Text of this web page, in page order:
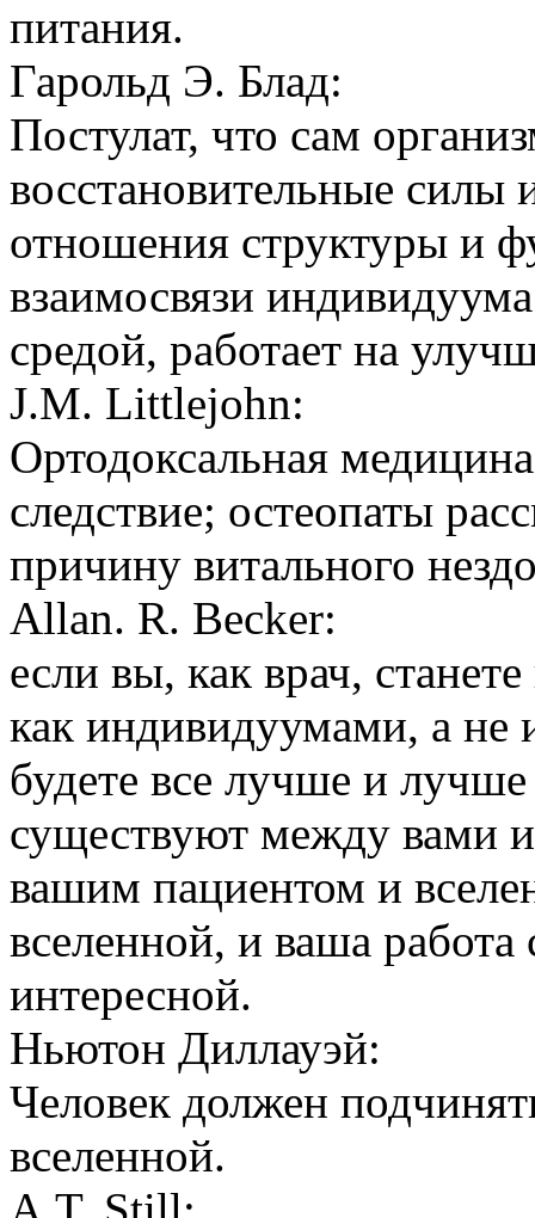
питания.
Гарольд Э. Блад:
Постулат, что сам
восстановительные
отношения структуры и
взаимосвязи
средой, работает на
J.M. Littlejohn:
Ортодоксальная
следствие; остеопаты
причину витального
Allan. R. Becker:
если вы, как врач,
как индивидуумами, а не
будете все лучше и
существуют между вами
вашим пациентом и
вселенной, и ваша работа
интересной.
Ньютон Диллауэй:
Человек должен
вселенной.